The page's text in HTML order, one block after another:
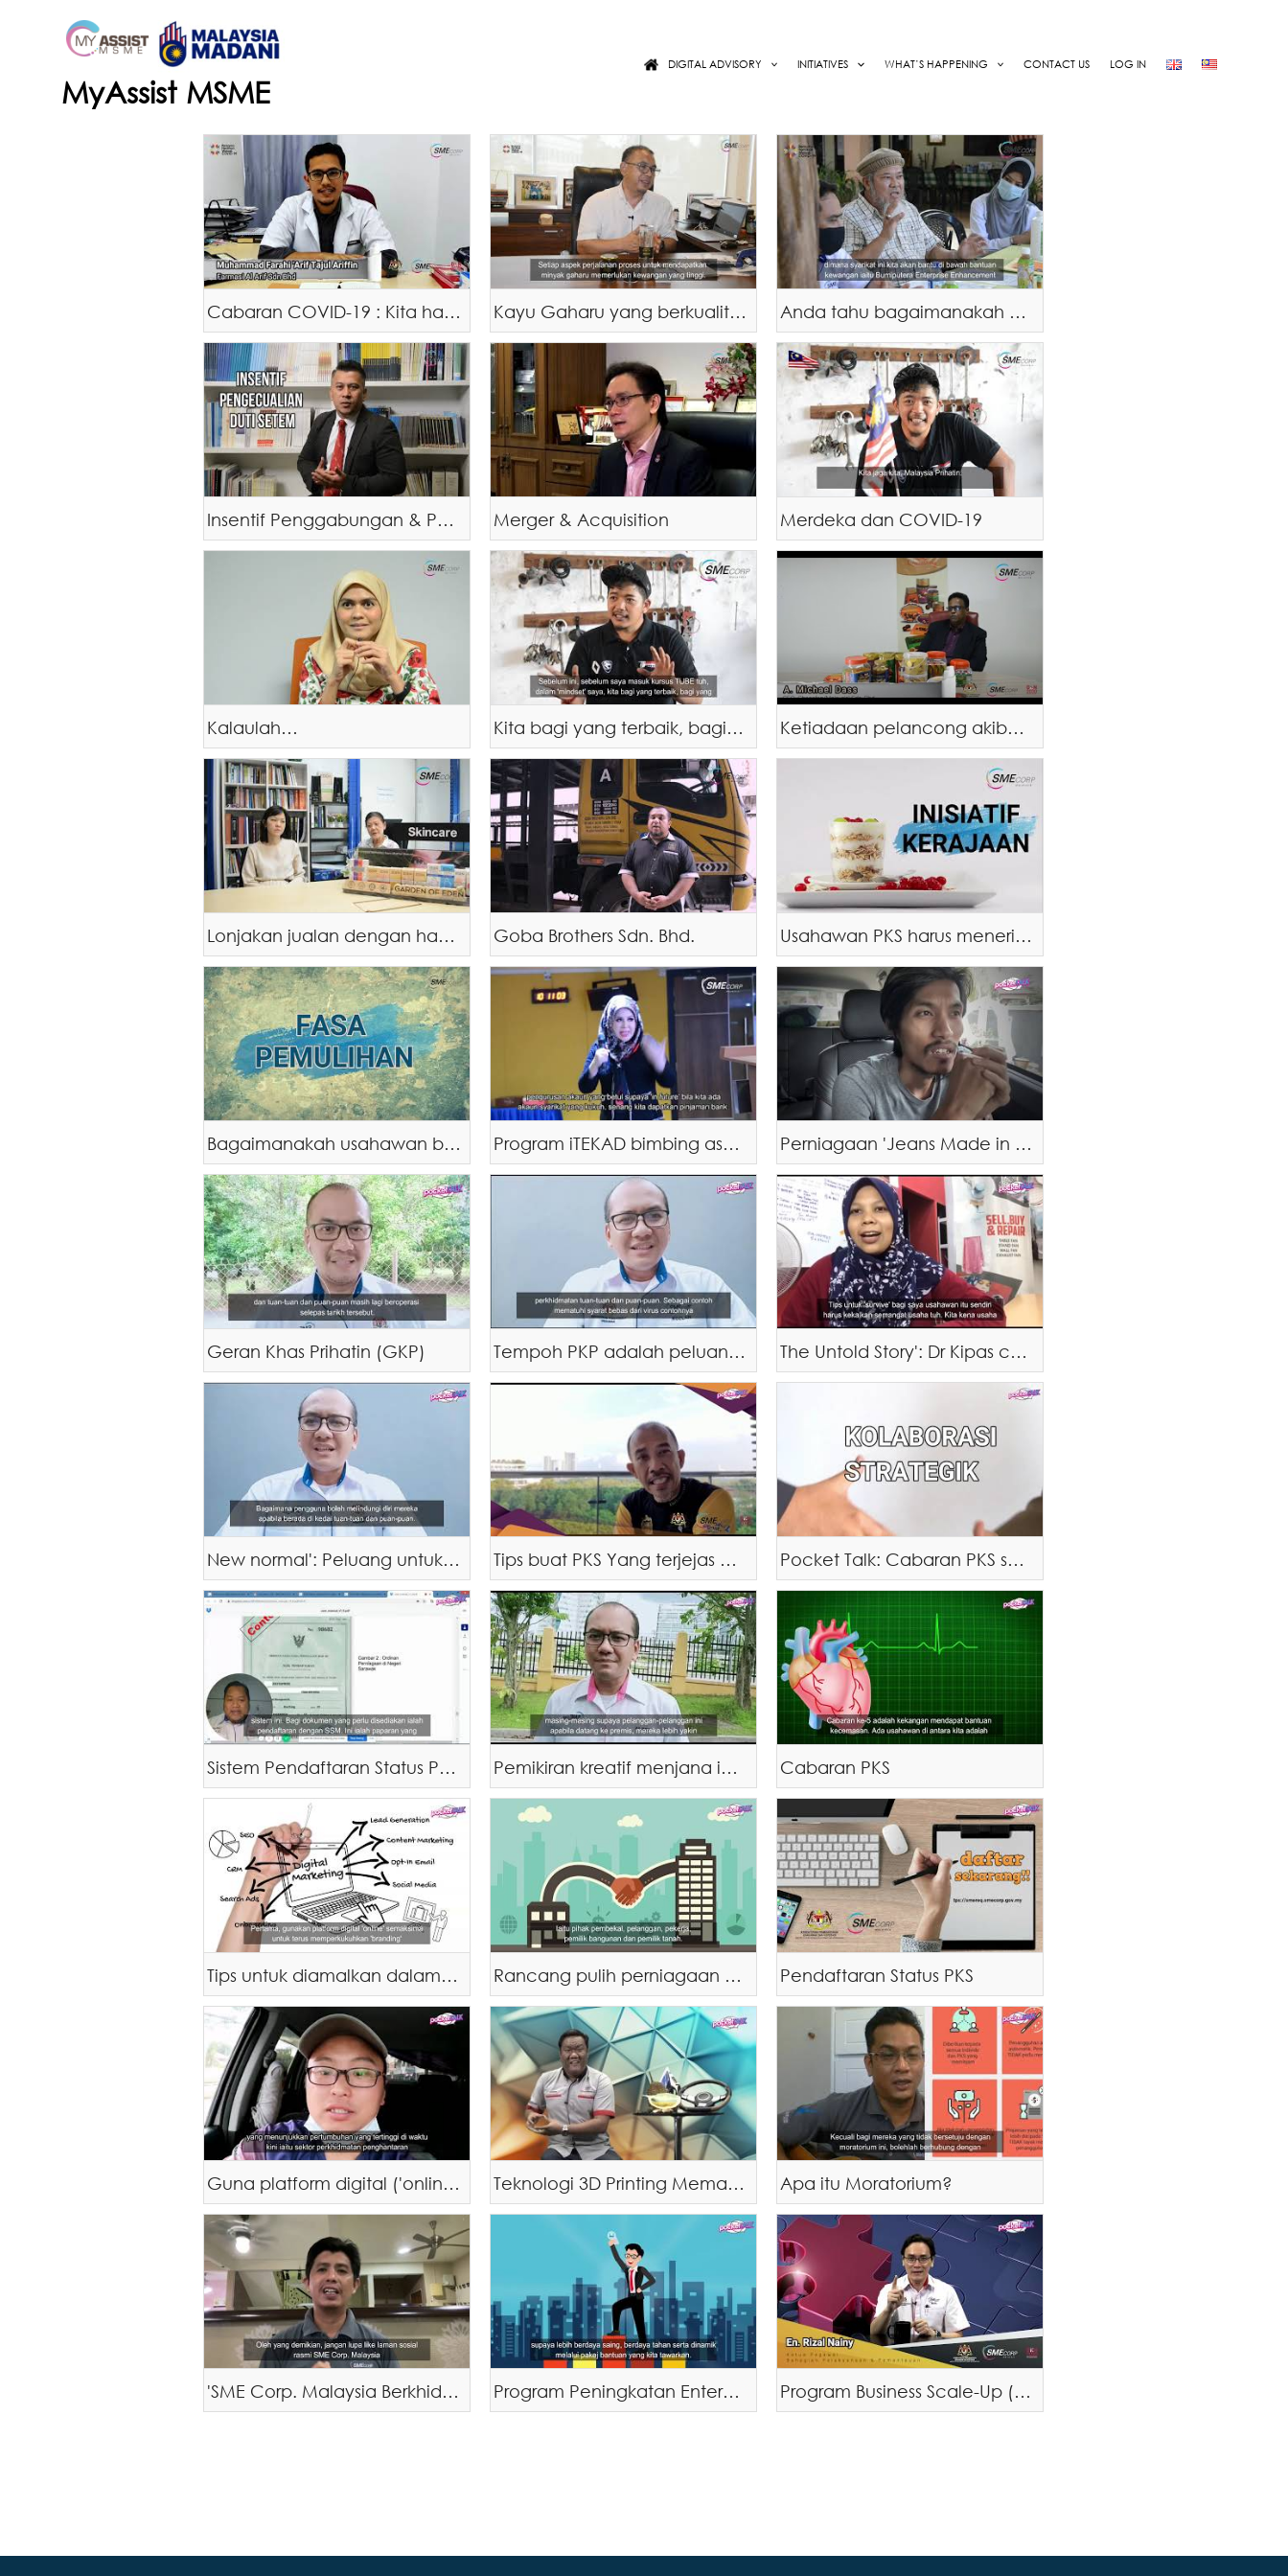
MyAssist MSME
DIGITAL ADVISORY INITIATIVES WHAT’S HAPPENING CONTACT US LOG IN
Cabaran COVID-19 : Kita harus fleksibel, kita harus menerima perubahan yang berlaku Kayu Gaharu yang berkualiti terhasil dari Inokulan yang baik Anda tahu bagaimanakah menghasilkan proses penghasilan minyak gaharu
Insentif Penggabungan & Pengambilalihan Merger & Acquisition Merdeka dan COVID-19
Kalaulah… Kita bagi yang terbaik, bagi yang paling murah, mesti ramai orang datang beli" Ketiadaan pelancong akibat COVID-19 memberi impak kepada perniagaan Chocofac (Malaysia) Sdn. Bhd.
Lonjakan jualan dengan hanya jualan secara online Goba Brothers Sdn. Bhd. Usahawan PKS harus menerima realiti kesan daripada COVID-19
Bagaimanakah usahawan boleh mendapatkan maklumat dengan mudah secara dalam talian? Program iTEKAD bimbing asnaf ubah kehidupan Perniagaan 'Jeans Made in Besut' antara yang terkesan kerana PKP
Geran Khas Prihatin (GKP) Tempoh PKP adalah peluang untuk menambah baik dan mencorak masa depan perniagaan anda The Untold Story': Dr Kipas cekal dalam menghadapi kekangan perniagaan
New normal': Peluang untuk usahawan majukan perniagaan Tips buat PKS Yang terjejas akibat wabak COVID-19 Pocket Talk: Cabaran PKS sepanjang tempoh PKP (Part 2)
Sistem Pendaftaran Status PKS 'Mudah & Cepat Pemikiran kreatif menjana idea pulih perniagaan' Cabaran PKS
Tips untuk diamalkan dalam tempoh PKP Rancang pulih perniagaan & jangan mudah mengalah! Pendaftaran Status PKS
Guna platform digital ('online') untuk kelangsungan perniagaan! Teknologi 3D Printing Memacu Industri 4.0, Canggih Merangsang Masa Hadapan Indutri' Apa itu Moratorium?
'SME Corp. Malaysia Berkhidmat Demi Kesejahteraan PKS' Program Peningkatan Enterpris Bumiputera (BEEP) Program Business Scale-Up (Program Biz-Up)